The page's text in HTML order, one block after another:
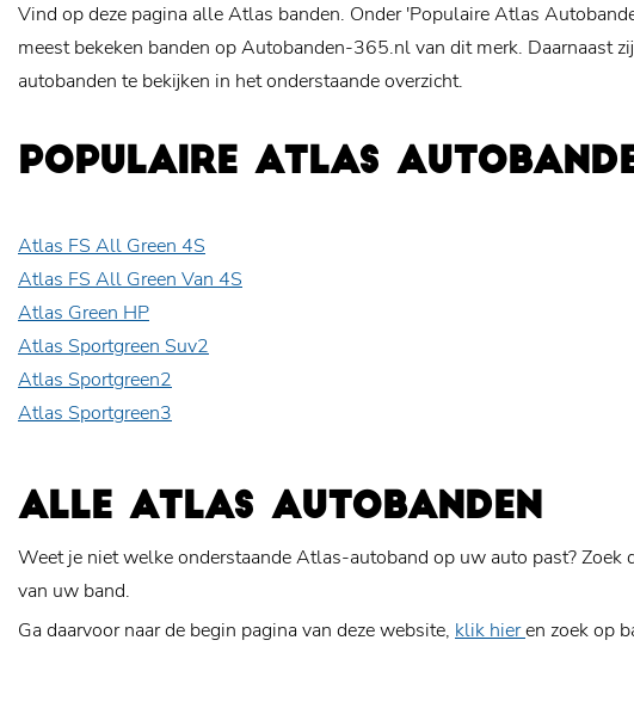
Vind op deze pagina alle Atlas banden. Onder 'Populaire Atlas
meest bekeken banden op Autobanden-365.nl van dit merk. Daarnaast
autobanden te bekijken in het onderstaande overzicht.
POPULAIRE ATLAS
Atlas FS All Green 4S
Atlas FS All Green Van 4S
Atlas Green HP
Atlas Sportgreen Suv2
Atlas Sportgreen2
Atlas Sportgreen3
ALLE ATLAS AUTOBANDEN
Weet je niet welke onderstaande Atlas-autoband op uw auto past? Zoek
van uw band.
Ga daarvoor naar de begin pagina van deze website, klik hieren zoek op